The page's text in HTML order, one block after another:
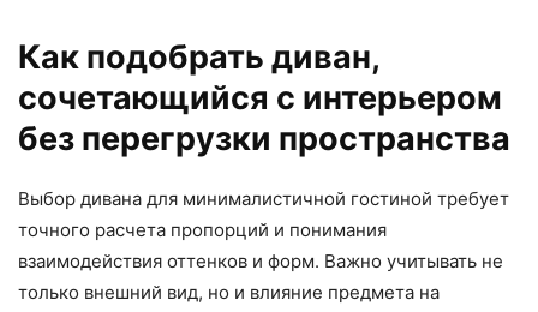
Как подобрать диван,
сочетающийся с интерьером
без перегрузки пространства
Выбор дивана для минималистичной гостиной требует
точного расчета пропорций и понимания
взаимодействия оттенков и форм. Важно учитывать не
только внешний вид, но и влияние предмета на